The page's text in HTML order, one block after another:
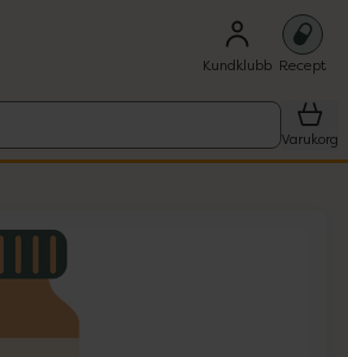
Kundklubb Recept
Varukorg
1 objekt.